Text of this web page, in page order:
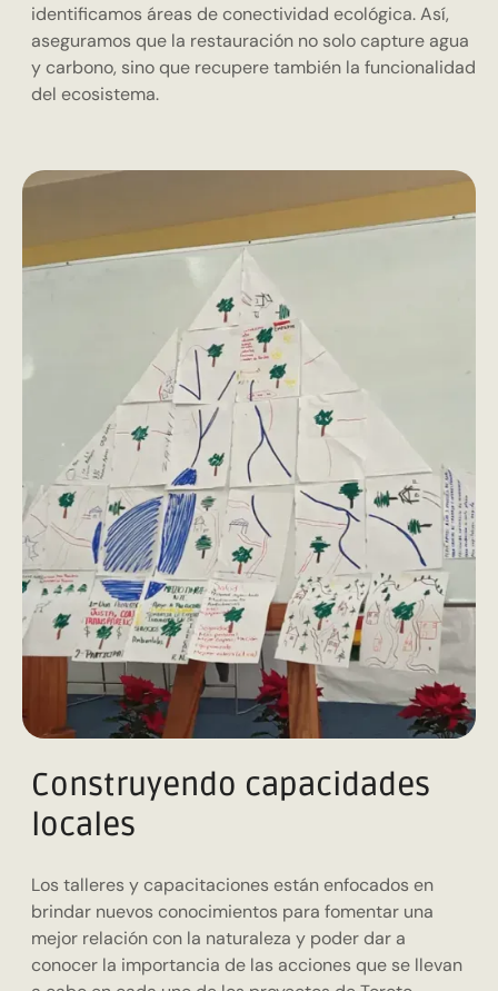
identificamos áreas de conectividad ecológica. Así,
aseguramos que la restauración no solo capture agua
y carbono, sino que recupere también la funcionalidad
del ecosistema.
Construyendo capacidades
locales
Los talleres y capacitaciones están enfocados en
brindar nuevos conocimientos para fomentar una
mejor relación con la naturaleza y poder dar a
conocer la importancia de las acciones que se llevan